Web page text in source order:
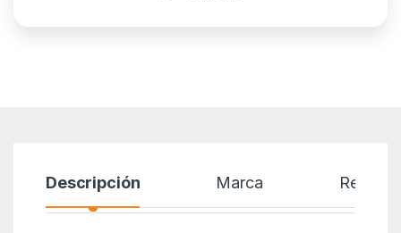
Descripción Marca Reseñas